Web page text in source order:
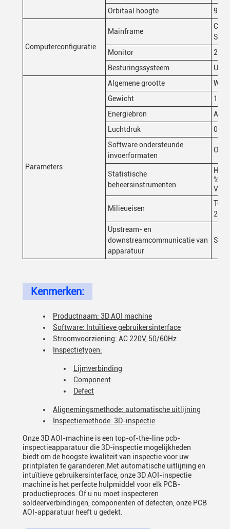
Orbitaal hoogte
900
Computerconfiguratie
Mainframe
Monitor
Besturingssysteem
Parameters
Algemene grootte
Gewicht
Energiebron
Luchtdruk
Software ondersteunde
invoerformaten
Statistische
beheersinstrumenten
%
Milieueisen
Upstream- en
downstreamcommunicatie van
apparatuur
Kenmerken:
Productnaam: 3D AOI machine
Software: Intuïtieve gebruikersinterface
Stroomvoorziening: AC 220V, 50/60Hz
Inspectietypen:
Lijmverbinding
Component
Defect
Alignemingsmethode: automatische uitlijning
Inspectiemethode: 3D-inspectie
Onze 3D AOI-machine is een top-of-the-line pcb-
inspectieapparatuur die 3D-inspectie mogelijkheden
biedt om de hoogste kwaliteit van inspectie voor uw
printplaten te garanderen.Met automatische uitlijning en
intuïtieve gebruikersinterface, onze 3D AOI-inspectie
machine is het perfecte hulpmiddel voor elk PCB-
productieproces. Of u nu moet inspecteren
soldeerverbindingen, componenten of defecten, onze PCB
AOI-apparatuur heeft u gedekt.